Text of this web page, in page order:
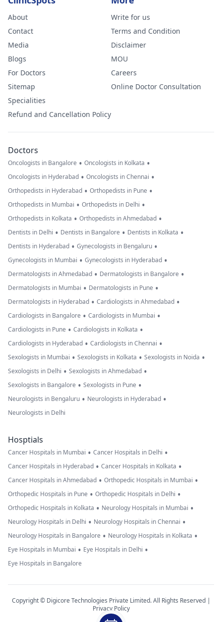
About
Contact
Media
Blogs
For Doctors
Sitemap
Specialities
Refund and Cancellation Policy
Write for us
Terms and Condition
Disclaimer
MOU
Careers
Online Doctor Consultation
Doctors
Oncologists in Bangalore • Oncologists in Kolkata •
Oncologists in Hyderabad • Oncologists in Chennai •
Orthopedists in Hyderabad • Orthopedists in Pune •
Orthopedists in Mumbai • Orthopedists in Delhi •
Orthopedists in Kolkata • Orthopedists in Ahmedabad •
Dentists in Delhi • Dentists in Bangalore • Dentists in Kolkata •
Dentists in Hyderabad • Gynecologists in Bengaluru •
Gynecologists in Mumbai • Gynecologists in Hyderabad •
Dermatologists in Ahmedabad • Dermatologists in Bangalore •
Dermatologists in Mumbai • Dermatologists in Pune •
Dermatologists in Hyderabad • Cardiologists in Ahmedabad •
Cardiologists in Bangalore • Cardiologists in Mumbai •
Cardiologists in Pune • Cardiologists in Kolkata •
Cardiologists in Hyderabad • Cardiologists in Chennai •
Sexologists in Mumbai • Sexologists in Kolkata • Sexologists in Noida •
Sexologists in Delhi • Sexologists in Ahmedabad •
Sexologists in Bangalore • Sexologists in Pune •
Neurologists in Bengaluru • Neurologists in Hyderabad •
Neurologists in Delhi
Hosptials
Cancer Hospitals in Mumbai • Cancer Hospitals in Delhi •
Cancer Hospitals in Hyderabad • Cancer Hospitals in Kolkata •
Cancer Hospitals in Ahmedabad • Orthopedic Hospitals in Mumbai •
Orthopedic Hospitals in Pune • Orthopedic Hospitals in Delhi •
Orthopedic Hospitals in Kolkata • Neurology Hospitals in Mumbai •
Neurology Hospitals in Delhi • Neurology Hospitals in Chennai •
Neurology Hospitals in Bangalore • Neurology Hospitals in Kolkata •
Eye Hospitals in Mumbai • Eye Hospitals in Delhi •
Eye Hospitals in Bangalore
Copyright © Digicore Technologies Private Limited. All Rights Reserved |
Privacy Policy